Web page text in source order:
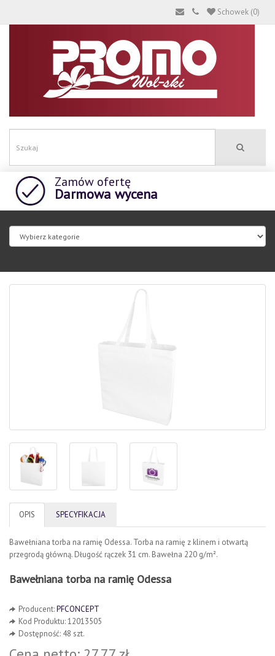
Schowek (0)
Zamów ofertę
Darmowa wycena
OPIS SPECYFIKACJA
Bawełniana torba na ramię Odessa. Torba na ramię z klinem i otwartą
przegrodą główną. Długość rączek 31 cm. Bawełna 220 g/m².
Bawełniana torba na ramię Odessa
Producent:PFCONCEPT
Kod Produktu: 12013505
Dostępność: 48 szt.